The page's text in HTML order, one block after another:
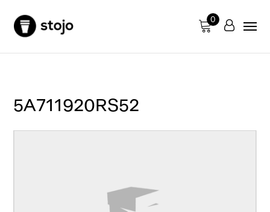
0
5A711920RS52